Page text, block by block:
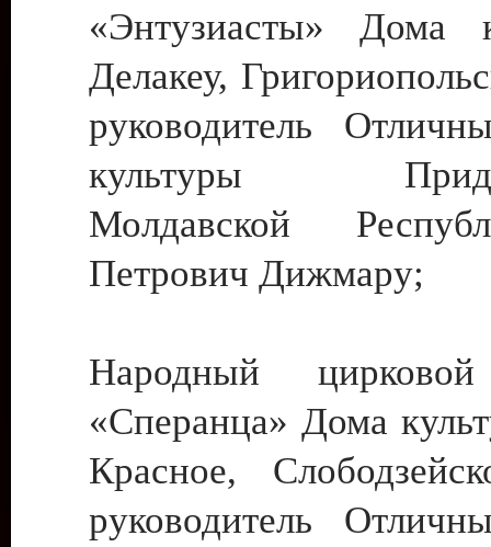
«Энтузиасты» Дома
Делакеу,
руководитель
культуры
Молдавской
Петрович Дижмару;
Народный цирковой
«Сперанца» Дома
Красное,
руководитель